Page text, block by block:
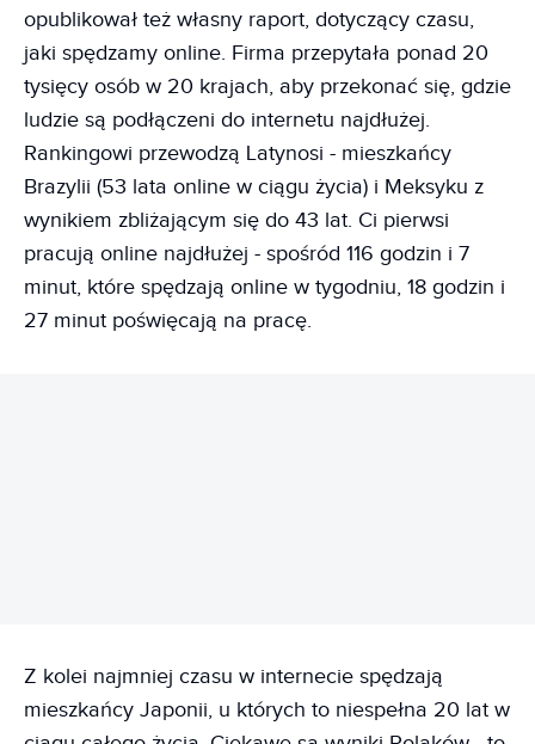
opublikował też własny raport, dotyczący czasu,
jaki spędzamy online. Firma przepytała ponad 20
tysięcy osób w 20 krajach, aby przekonać się, gdzie
ludzie są podłączeni do internetu najdłużej.
Rankingowi przewodzą Latynosi - mieszkańcy
Brazylii (53 lata online w ciągu życia) i Meksyku z
wynikiem zbliżającym się do 43 lat. Ci pierwsi
pracują online najdłużej - spośród 116 godzin i 7
minut, które spędzają online w tygodniu, 18 godzin i
27 minut poświęcają na pracę.
Z kolei najmniej czasu w internecie spędzają
mieszkańcy Japonii, u których to niespełna 20 lat w